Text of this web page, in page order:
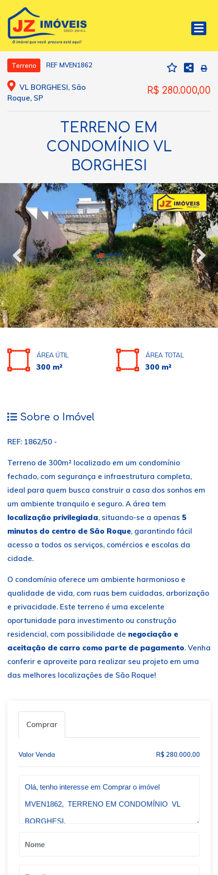
Terreno REF MVEN1862
VL BORGHESI, São
Roque, SP
R$ 280.000,00
TERRENO EM
CONDOMÍNIO VL
BORGHESI
ÁREA ÚTIL
300 m²
ÁREA TOTAL
300 m²
Sobre o Imóvel
REF: 1862/50 -
Terreno de 300m² localizado em um condomínio
fechado, com segurança e infraestrutura completa,
ideal para quem busca construir a casa dos sonhos em
um ambiente tranquilo e seguro. A área tem
localização privilegiada, situando-se a apenas 5
minutos do centro de São Roque, garantindo fácil
acesso a todos os serviços, comércios e escolas da
cidade.
O condomínio oferece um ambiente harmonioso e
qualidade de vida, com ruas bem cuidadas, arborização
e privacidade. Este terreno é uma excelente
oportunidade para investimento ou construção
residencial, com possibilidade de negociação e
aceitação de carro como parte de pagamento. Venha
conferir e aproveite para realizar seu projeto em uma
das melhores localizações de São Roque!
Comprar
Valor Venda R$ 280.000,00